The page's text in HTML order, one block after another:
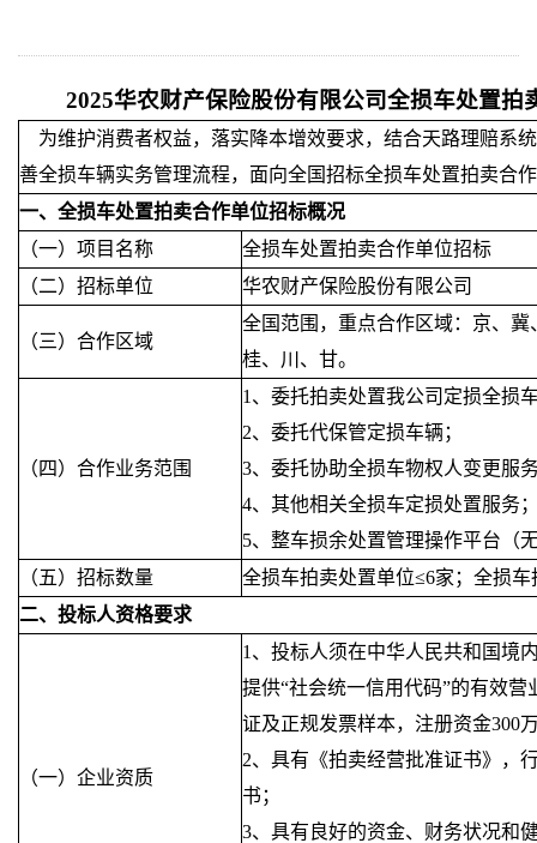
2025华农财产保险股份有限公司全损车处置拍
为维护消费者权益，落实降本增效要求，结合天路理赔系
善全损车辆实务管理流程，面向全国招标全损车处置拍卖合
一、全损车处置拍卖合作单位招标概况
（一）项目名称
全损车处置拍卖合作单位招标
（二）招标单位
华农财产保险股份有限公司
（三）合作区域
全国范围，重点合作区域：京、
桂、川、甘。
（四）合作业务范围
1、委托拍卖处置我公司定损全损
2、委托代保管定损车辆；
3、委托协助全损车物权人变更服
4、其他相关全损车定损处置服务
5、整车损余处置管理操作平台（
（五）招标数量
全损车拍卖处置单位≤6家；全损
二、投标人资格要求
（一）企业资质
1、投标人须在中华人民共和国境
提供“社会统一信用代码”的有效
证及正规发票样本，注册资金300
2、具有《拍卖经营批准证书》，
书；
3、具有良好的资金、财务状况和